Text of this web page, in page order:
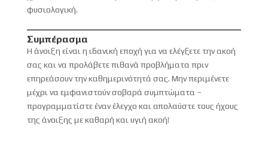
φυσιολογική.
Συμπέρασμα
Η άνοιξη είναι η ιδανική εποχή για να ελέγξετε την ακοή
σας και να προλάβετε πιθανά προβλήματα πριν
επηρεάσουν την καθημερινότητά σας. Μην περιμένετε
μέχρι να εμφανιστούν σοβαρά συμπτώματα –
προγραμματίστε έναν έλεγχο και απολαύστε τους ήχους
της άνοιξης με καθαρή και υγιή ακοή!